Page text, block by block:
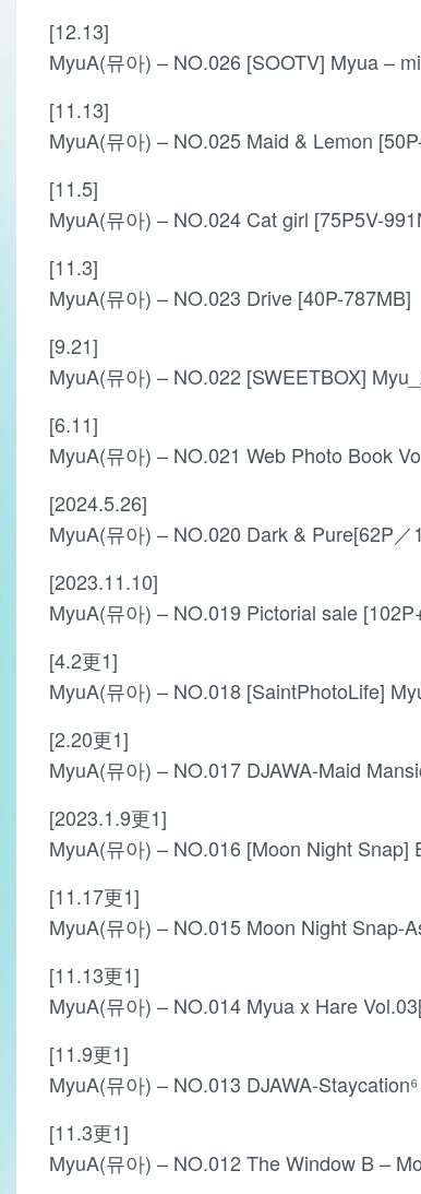
[12.13]
MyuA(뮤아) – NO.026 [SOOTV] Myua –
[11.13]
MyuA(뮤아) – NO.025 Maid & Lemon
[11.5]
MyuA(뮤아) – NO.024 Cat girl [75P5V-
[11.3]
MyuA(뮤아) – NO.023 Drive [40P-787MB]
[9.21]
MyuA(뮤아) – NO.022 [SWEETBOX]
[6.11]
MyuA(뮤아) – NO.021 Web Photo Book
[2024.5.26]
MyuA(뮤아) – NO.020 Dark & Pure[62P／
[2023.11.10]
MyuA(뮤아) – NO.019 Pictorial sale
[4.2更1]
MyuA(뮤아) – NO.018 [SaintPhotoLife]
[2.20更1]
MyuA(뮤아) – NO.017 DJAWA-Maid
[2023.1.9更1]
MyuA(뮤아) – NO.016 [Moon Night Snap]
[11.17更1]
MyuA(뮤아) – NO.015 Moon Night Snap-
[11.13更1]
MyuA(뮤아) – NO.014 Myua x Hare
[11.9更1]
MyuA(뮤아) – NO.013 DJAWA-
[11.3更1]
MyuA(뮤아) – NO.012 The Window B –